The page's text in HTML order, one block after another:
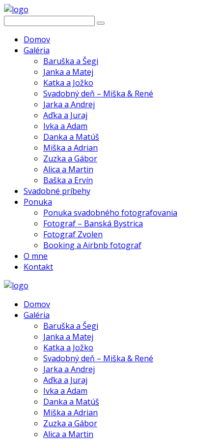
Domov
Galéria
Baruška a Šegi
Janka a Matej
Katka a Jožko
Svadobný deň – Miška & René
Jarka a Andrej
Aďka a Juraj
Ivka a Adam
Danka a Matúš
Miška a Adrian
Zuzka a Gábor
Alica a Martin
Baška a Ervín
Svadobné príbehy
Ponuka
Ponuka svadobného fotografovania
Fotograf – Banská Bystrica
Fotograf Zvolen
Booking a Airbnb fotograf
O mne
Kontakt
Domov
Galéria
Baruška a Šegi
Janka a Matej
Katka a Jožko
Svadobný deň – Miška & René
Jarka a Andrej
Aďka a Juraj
Ivka a Adam
Danka a Matúš
Miška a Adrian
Zuzka a Gábor
Alica a Martin